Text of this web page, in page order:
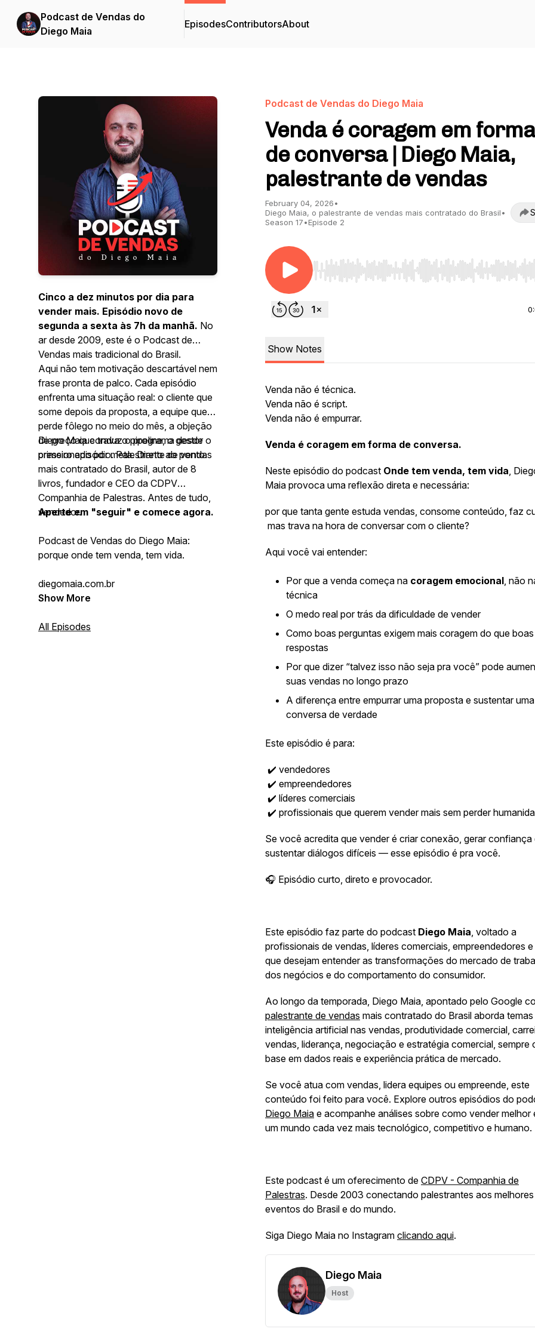
Podcast de Vendas do
Diego Maia
EpisodesContributorsAbout
Cinco a dez minutos por dia para
vender mais. Episódio novo de
segunda a sexta às 7h da manhã. No
ar desde 2009, este é o Podcast de
Vendas mais tradicional do Brasil.
Aqui não tem motivação descartável nem
frase pronta de palco. Cada episódio
enfrenta uma situação real: o cliente que
some depois da proposta, a equipe que
perde fôlego no meio do mês, a objeção
de preço que trava o pipeline, o gestor
pressionado por meta. Direto ao ponto.
Diego Maia conduz o programa desde o
primeiro episódio. Palestrante de vendas
mais contratado do Brasil, autor de 8
livros, fundador e CEO da CDPV
Companhia de Palestras. Antes de tudo,
vendedor.
Aperte em "seguir" e comece agora.
Podcast de Vendas do Diego Maia:
porque onde tem venda, tem vida.
diegomaia.com.br
Show More
All Episodes
Podcast de Vendas do Diego Maia
Venda é coragem em
de conversa | Diego Maia,
palestrante de vendas
February 04, 2026•
Diego Maia, o palestrante de vendas mais contratado do Brasil•
Season 17•Episode 2
Use Left/Right to seek, Home/End to jump to start
Show Notes
Venda não é técnica.
Venda não é script.
Venda não é empurrar.
Venda é coragem em forma de conversa.
Neste episódio do podcast Onde tem venda, tem vida,
Maia provoca uma reflexão direta e necessária:
por que tanta gente estuda vendas, consome conteúdo, faz
mas trava na hora de conversar com o cliente?
Aqui você vai entender:
Por que a venda começa na coragem emocional, não
técnica
O medo real por trás da dificuldade de vender
Como boas perguntas exigem mais coragem do que boas
respostas
Por que dizer “talvez isso não seja pra você” pode
suas vendas no longo prazo
A diferença entre empurrar uma proposta e sustentar uma
conversa de verdade
Este episódio é para:
✔️ vendedores
✔️ empreendedores
✔️ líderes comerciais
✔️ profissionais que querem vender mais sem perder
Se você acredita que vender é criar conexão, gerar confiança
sustentar diálogos difíceis — esse episódio é pra você.
🎧 Episódio curto, direto e provocador.
Este episódio faz parte do podcast Diego Maia, voltado a
profissionais de vendas, líderes comerciais, empreendedores
que desejam entender as transformações do mercado de
dos negócios e do comportamento do consumidor.
Ao longo da temporada, Diego Maia, apontado pelo Google
palestrante de vendas mais contratado do Brasil aborda
inteligência artificial nas vendas, produtividade comercial,
vendas, liderança, negociação e estratégia comercial, sempre
base em dados reais e experiência prática de mercado.
Se você atua com vendas, lidera equipes ou empreende, este
conteúdo foi feito para você. Explore outros episódios do
Diego Maia e acompanhe análises sobre como vender melhor
um mundo cada vez mais tecnológico, competitivo e humano.
Este podcast é um oferecimento de CDPV - Companhia de
Palestras. Desde 2003 conectando palestrantes aos melhores
eventos do Brasil e do mundo.
Siga Diego Maia no Instagram clicando aqui.
Diego Maia
Host